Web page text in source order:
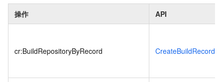
操作 API
cr:BuildRepositoryByRecord